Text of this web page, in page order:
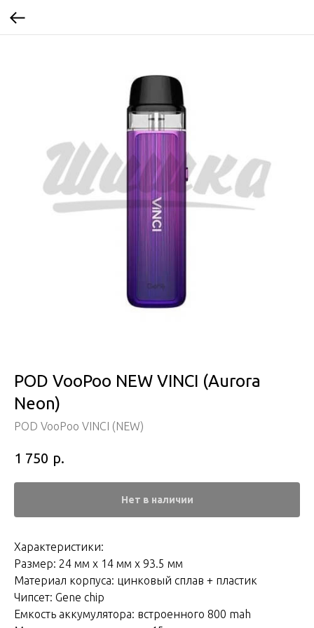
POD VooPoo NEW VINCI (Aurora
Neon)
POD VooPoo VINCI (NEW)
1 750 р.
Нет в наличии
Характеристики:
Размер: 24 мм х 14 мм х 93.5 мм
Материал корпуса: цинковый сплав + пластик
Чипсет: Gene chip
Емкость аккумулятора: встроенного 800 mah